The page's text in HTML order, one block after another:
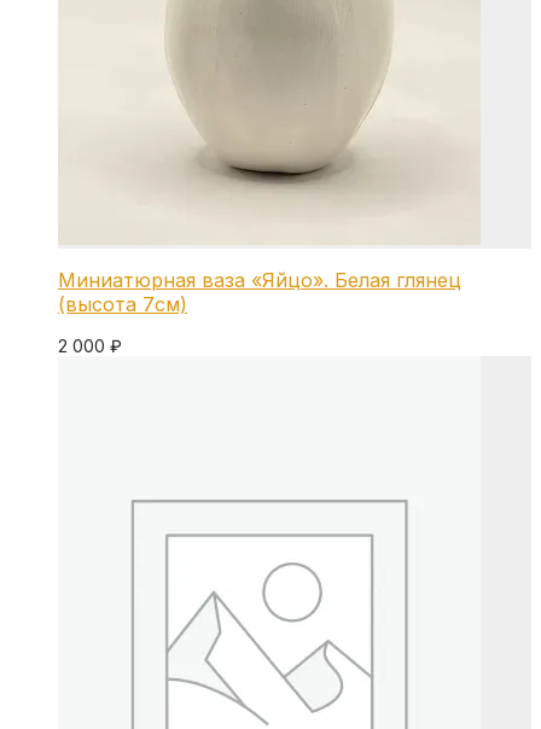
Миниатюрная ваза «Яйцо». Белая глянец
(высота 7см)
2 000 ₽